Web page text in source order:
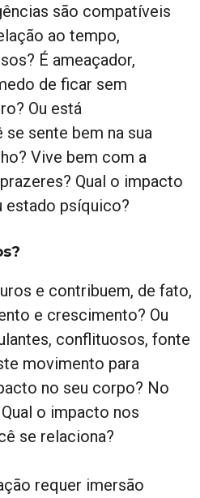
são compatíveis
ao tempo,
É ameaçador,
de ficar sem
Ou está
sente bem na sua
Vive bem com a
Qual o impacto
estado psíquico?
e contribuem, de fato,
e crescimento? Ou
conflituosos, fonte
movimento para
no seu corpo? No
o impacto nos
se relaciona?
requer imersão